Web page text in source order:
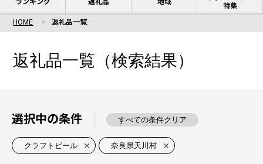
特集
HOME 返礼品一覧
返礼品一覧（検索結果）
選択中の条件 すべての条件クリア
クラフトビール 奈良県天川村